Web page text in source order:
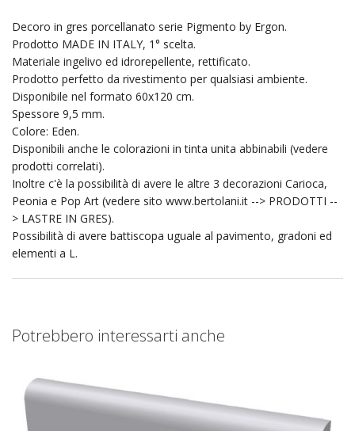
Decoro in gres porcellanato serie Pigmento by Ergon.
Prodotto MADE IN ITALY, 1° scelta.
Materiale ingelivo ed idrorepellente, rettificato.
Prodotto perfetto da rivestimento per qualsiasi ambiente.
Disponibile nel formato 60x120 cm.
Spessore 9,5 mm.
Colore: Eden.
Disponibili anche le colorazioni in tinta unita abbinabili (vedere
prodotti correlati).
Inoltre c'è la possibilità di avere le altre 3 decorazioni Carioca,
Peonia e Pop Art (vedere sito www.bertolani.it --> PRODOTTI --
> LASTRE IN GRES).
Possibilità di avere battiscopa uguale al pavimento, gradoni ed
elementi a L.
Potrebbero interessarti anche